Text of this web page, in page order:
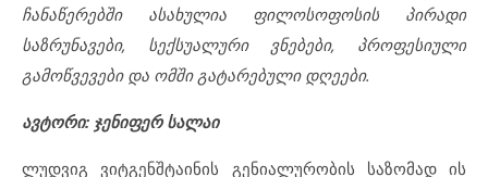
ჩანაწერებში ასახულია ფილოსოფოსის პირადი
საზრუნავები, სექსუალური ვნებები, პროფესიული
გამოწვევები და ომში გატარებული დღეები.
ავტორი: ჯენიფერ სალაი
ლუდვიგ ვიტგენშტაინის გენიალურობის საზომად ის